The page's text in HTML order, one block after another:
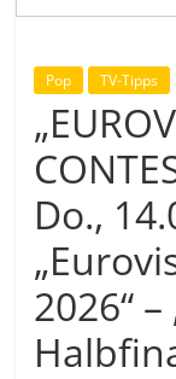
Pop TV-Tipps
Do.,
2026“